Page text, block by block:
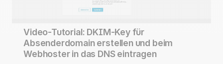
Video-Tutorial: DKIM-Key für
Absenderdomain erstellen und beim
Webhoster in das DNS eintragen